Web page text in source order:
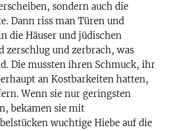
sondern auch die
Dann riss man Türen und
die Häuser und jüdischen
zerschlug und zerbrach, was
Die mussten ihren Schmuck, ihr
an Kostbarkeiten hatten,
Wenn sie nur geringsten
bekamen sie mit
wuchtige Hiebe auf die